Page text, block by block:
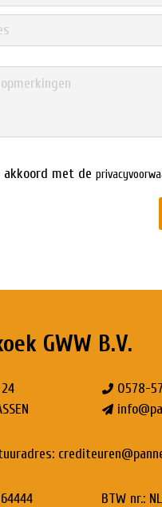
akkoord met de
GWW B.V.
0578-
BTW nr.: